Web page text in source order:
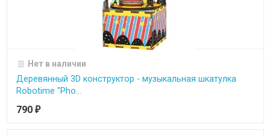
Нет в наличии
Деревянный 3D конструктор - музыкальная шкатулка
Robotime "Pho...
790 ₽